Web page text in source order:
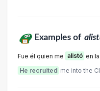
Examples of
Fue él quien me alistó en
He recruited me into the